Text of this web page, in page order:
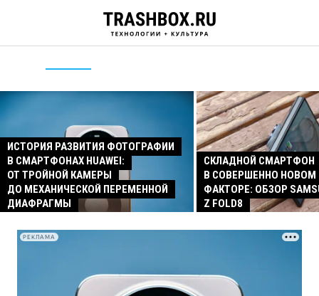
ИСТОРИЯ РАЗВИТИЯ ФОТОГРАФИИ
В СМАРТФОНАХ HUAWEI:
ОТ ТРОЙНОЙ КАМЕРЫ
ДО МЕХАНИЧЕСКОЙ ПЕРЕМЕННОЙ
ДИАФРАГМЫ
СКЛАДНОЙ СМАРТФОН
В СОВЕРШЕННО
ФАКТОРЕ: ОБЗОР
Z FOLD8
РЕКЛАМА